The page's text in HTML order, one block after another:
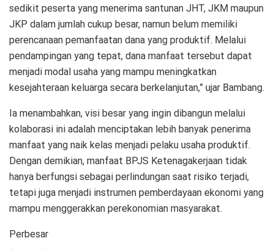
sedikit peserta yang menerima santunan JHT, JKM maupun
JKP dalam jumlah cukup besar, namun belum memiliki
perencanaan pemanfaatan dana yang produktif. Melalui
pendampingan yang tepat, dana manfaat tersebut dapat
menjadi modal usaha yang mampu meningkatkan
kesejahteraan keluarga secara berkelanjutan,” ujar Bambang.
Ia menambahkan, visi besar yang ingin dibangun melalui
kolaborasi ini adalah menciptakan lebih banyak penerima
manfaat yang naik kelas menjadi pelaku usaha produktif.
Dengan demikian, manfaat BPJS Ketenagakerjaan tidak
hanya berfungsi sebagai perlindungan saat risiko terjadi,
tetapi juga menjadi instrumen pemberdayaan ekonomi yang
mampu menggerakkan perekonomian masyarakat.
Perbesar